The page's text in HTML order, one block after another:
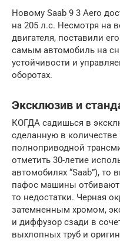
Новому Saab 9 3 Aero
на 205 л.с. Несмотря на
двигателя, поставили
самым автомобиль на
устойчивости и
оборотах.
Эксклюзив и
КОГДА садишься в
cделанную в
полноприводной
отметить 30-летие
автомобилях “Saab”), то
пафос машины отбивают
то недостатки. Черная
затемненным хромом,
и диффузор сзади в
выхлопных труб и